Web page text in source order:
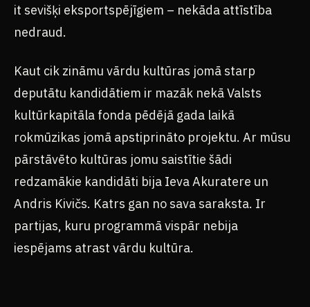
it sevišķi eksportspējīgiem – nekāda attīstība
nedraud.
Kaut cik zināmu vārdu kultūras jomā starp
deputātu kandidātiem ir mazāk nekā Valsts
kultūrkapitāla fonda pēdējā gada laikā
rokmūzikas jomā apstiprināto projektu. Ar mūsu
pārstāvēto kultūras jomu saistītie šādi
redzamākie kandidāti bija Ieva Akuratere un
Andris Kivičs. Katrs gan no sava saraksta. Ir
partijas, kuru programmā vispār nebija
iespējams atrast vārdu kultūra.